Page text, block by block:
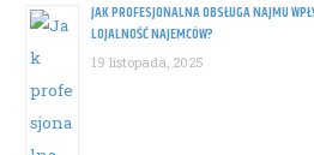
JAK PROFESJONALNA OBSŁUGA NAJMU
LOJALNOŚĆ NAJEMCÓW?
19 listopada, 2025